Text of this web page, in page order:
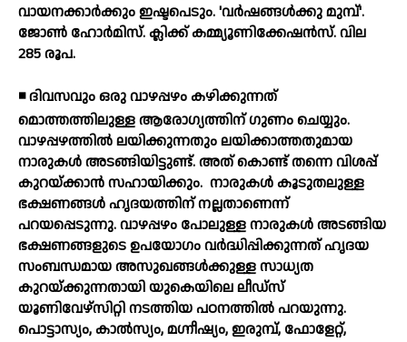
വായനക്കാര്‍ക്കും ഇഷ്ടപെടും. 'വര്‍ഷങ്ങള്‍ക്കു മുമ്പ്'.
ജോണ്‍ ഹോര്‍മിസ്. ക്ലിക്ക് കമ്മ്യൂണിക്കേഷന്‍സ്. വില
285 രൂപ.
◾ ദിവസവും ഒരു വാഴപ്പഴം കഴിക്കുന്നത്
മൊത്തത്തിലുള്ള ആരോഗ്യത്തിന് ഗുണം ചെയ്യും.
വാഴപ്പഴത്തില്‍ ലയിക്കുന്നതും ലയിക്കാത്തതുമായ
നാരുകള്‍ അടങ്ങിയിട്ടുണ്ട്. അത് കൊണ്ട് തന്നെ വിശപ്പ്
കുറയ്ക്കാന്‍ സഹായിക്കും. നാരുകള്‍ കൂടുതലുള്ള
ഭക്ഷണങ്ങള്‍ ഹൃദയത്തിന് നല്ലതാണെന്ന്
പറയപ്പെടുന്നു. വാഴപ്പഴം പോലുള്ള നാരുകള്‍ അടങ്ങിയ
ഭക്ഷണങ്ങളുടെ ഉപയോഗം വര്‍ദ്ധിപ്പിക്കുന്നത് ഹൃദയ
സംബന്ധമായ അസുഖങ്ങള്‍ക്കുള്ള സാധ്യത
കുറയ്ക്കുന്നതായി യുകെയിലെ ലീഡ്‌സ്
യൂണിവേഴ്‌സിറ്റി നടത്തിയ പഠനത്തില്‍ പറയുന്നു.
പൊട്ടാസ്യം, കാല്‍സ്യം, മഗ്നീഷ്യം, ഇരുമ്പ്, ഫോളേറ്റ്,